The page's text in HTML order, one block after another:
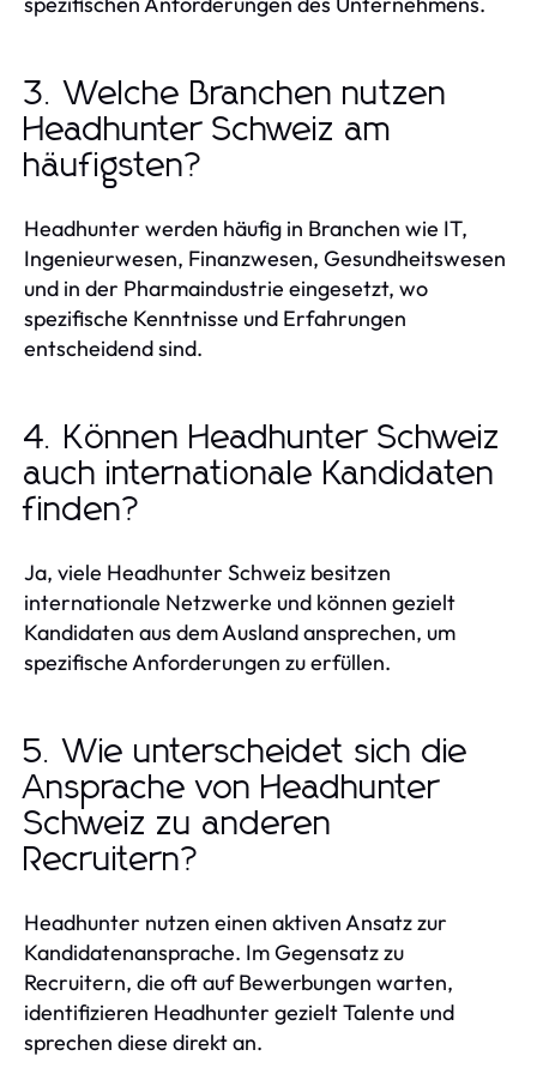
3. Welche Branchen nutzen
Headhunter Schweiz am
häufigsten?
Headhunter werden häufig in Branchen wie IT,
Ingenieurwesen, Finanzwesen, Gesundheitswesen
und in der Pharmaindustrie eingesetzt, wo
spezifische Kenntnisse und Erfahrungen
entscheidend sind.
4. Können Headhunter Schweiz
auch internationale Kandidaten
finden?
Ja, viele Headhunter Schweiz besitzen
internationale Netzwerke und können gezielt
Kandidaten aus dem Ausland ansprechen, um
spezifische Anforderungen zu erfüllen.
5. Wie unterscheidet sich die
Ansprache von Headhunter
Schweiz zu anderen
Recruitern?
Headhunter nutzen einen aktiven Ansatz zur
Kandidatenansprache. Im Gegensatz zu
Recruitern, die oft auf Bewerbungen warten,
identifizieren Headhunter gezielt Talente und
sprechen diese direkt an.